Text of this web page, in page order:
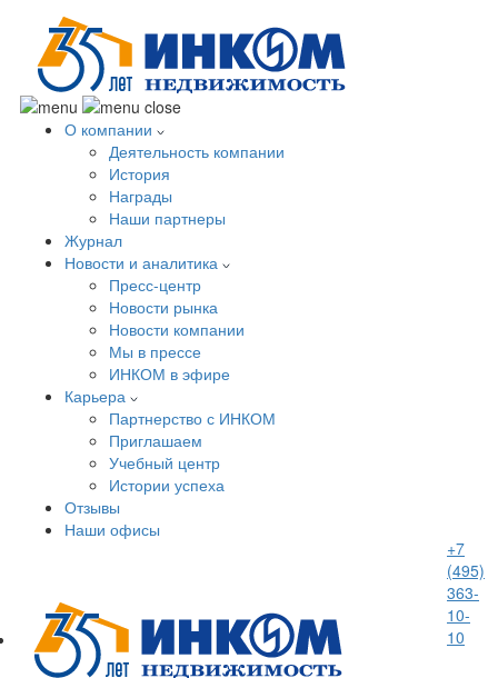
О компании
Деятельность компании
История
Награды
Наши партнеры
Журнал
Новости и аналитика
Пресс-центр
Новости рынка
Новости компании
Мы в прессе
ИНКОМ в эфире
Карьера
Партнерство с ИНКОМ
Приглашаем
Учебный центр
Истории успеха
Отзывы
Наши офисы
+7
(495)
363-
10-
10